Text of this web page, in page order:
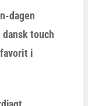
dagen
touch
i